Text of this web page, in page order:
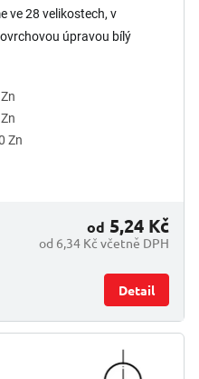
ve 28 velikostech, v
úpravou bílý
Zn
od 6,34 Kč včetně DPH
od 5,24 Kč
Detail